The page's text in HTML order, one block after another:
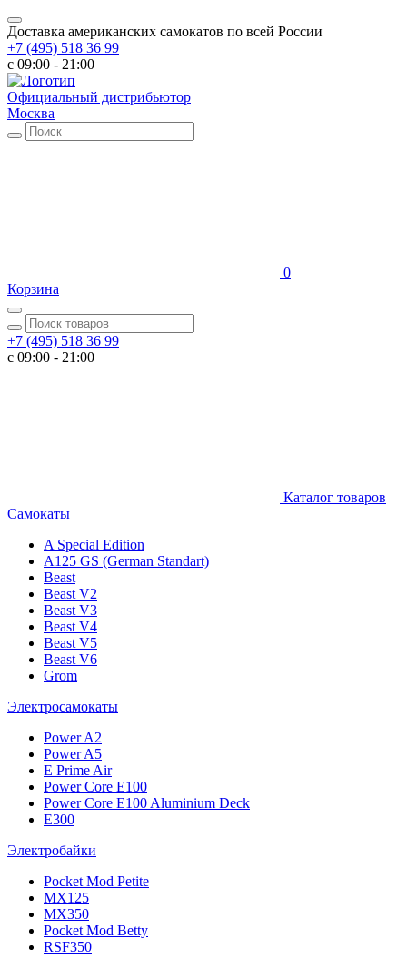
Доставка американских самокатов по всей России
+7 (495) 518 36 99
c 09:00 - 21:00
Официальный дистрибьютор
Москва
0
Корзина
+7 (495) 518 36 99
c 09:00 - 21:00
Каталог товаров
Самокаты
A Special Edition
A125 GS (German Standart)
Beast
Beast V2
Beast V3
Beast V4
Beast V5
Beast V6
Grom
Электросамокаты
Power A2
Power A5
E Prime Air
Power Core E100
Power Core E100 Aluminium Deck
E300
Электробайки
Pocket Mod Petite
MX125
MX350
Pocket Mod Betty
RSF350